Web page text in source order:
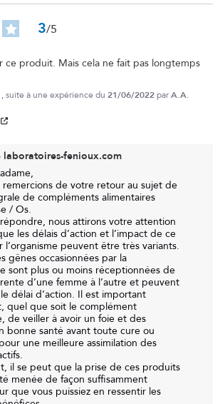
3/5
ce produit. Mais cela ne fait pas longtemps
, suite à une expérience du 21/06/2022 parA.A.
laboratoires-fenioux.com
remercions de votre retour au sujet de
de compléments alimentaires
/ Os.
nous attirons votre attention
les délais d’action et l’impact de ce
l’organisme peuvent être très variants.
gênes occasionnées par la
sont plus ou moins réceptionnées de
d’une femme à l’autre et peuvent
délai d’action. Il est important
quel que soit le complément
de veiller à avoir un foie et des
bonne santé avant toute cure ou
une meilleure assimilation des
il se peut que la prise de ces produits
menée de façon suffisamment
que vous puissiez en ressentir les